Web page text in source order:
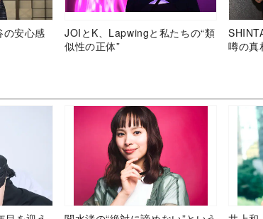
の安心感
JOIとK、Lapwingと私たちの“類
似性の正体”
噂の真